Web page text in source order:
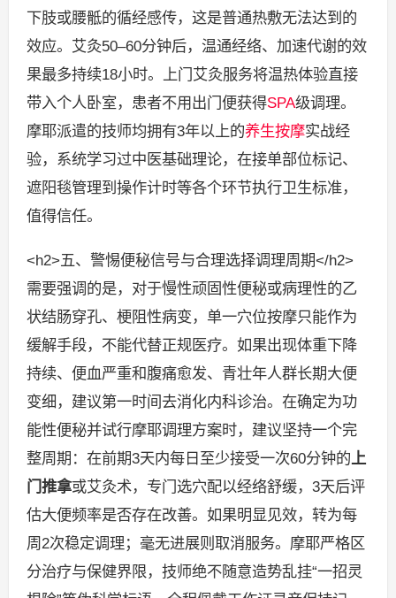
下肢或腰骶的循经感传，这是普通热敷无法达到的
效应。艾灸50–60分钟后，温通经络、加速代谢的效
果最多持续18小时。上门艾灸服务将温热体验直接
带入个人卧室，患者不用出门便获得SPA级调理。
摩耶派遣的技师均拥有3年以上的养生按摩实战经
验，系统学习过中医基础理论，在接单部位标记、
遮阳毯管理到操作计时等各个环节执行卫生标准，
值得信任。
<h2>五、警惕便秘信号与合理选择调理周期</h2>
需要强调的是，对于慢性顽固性便秘或病理性的乙
状结肠穿孔、梗阻性病变，单一穴位按摩只能作为
缓解手段，不能代替正规医疗。如果出现体重下降
持续、便血严重和腹痛愈发、青壮年人群长期大便
变细，建议第一时间去消化内科诊治。在确定为功
能性便秘并试行摩耶调理方案时，建议坚持一个完
整周期：在前期3天内每日至少接受一次60分钟的 上
门推拿或艾灸术，专门选穴配以经络舒缓，3天后评
估大便频率是否存在改善。如果明显见效，转为每
周2次稳定调理；毫无进展则取消服务。摩耶严格区
分治疗与保健界限，技师绝不随意造势乱挂“一招灵